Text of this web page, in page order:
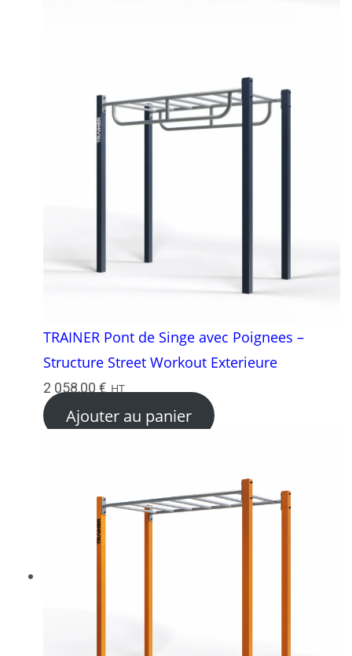
TRAINER Pont de Singe avec Poignees –
Structure Street Workout Exterieure
2 058,00€ HT
Ajouter au panier